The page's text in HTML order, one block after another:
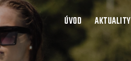
ÚVOD AKTUALITY